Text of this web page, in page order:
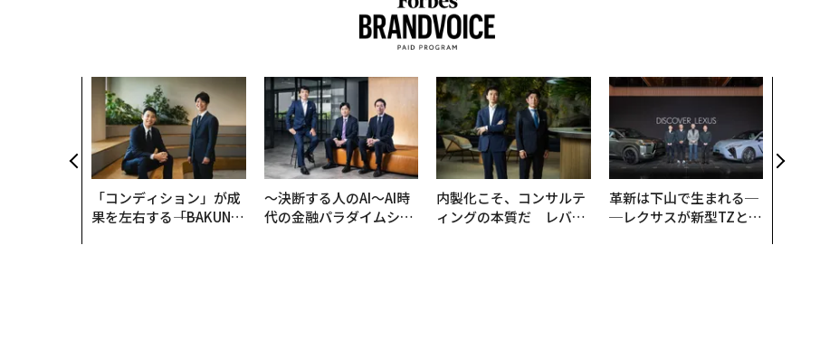
「コンディション」が成
果を左右する――「BAKUN
〜決断する人のAI〜AI時
代の金融パラダイムシフ
内製化こそ、コンサルテ
ィングの本質だ レバレ
革新は下山で生まれる─
─レクサスが新型TZとE